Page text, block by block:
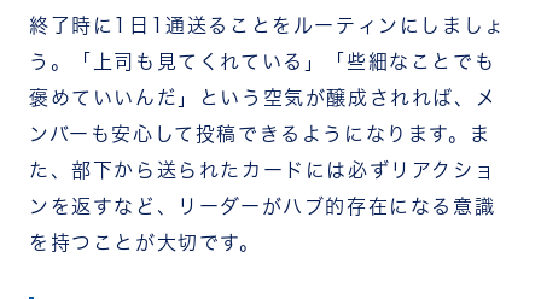
終了時に1日1通送ることをルーティンにしましょ
う。「上司も見てくれている」「些細なことでも
褒めていいんだ」という空気が醸成されれば、メ
ンバーも安心して投稿できるようになります。ま
た、部下から送られたカードには必ずリアクショ
ンを返すなど、リーダーがハブ的存在になる意識
を持つことが大切です。